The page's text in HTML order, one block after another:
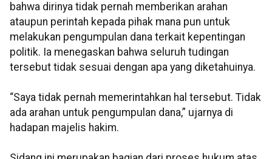
bahwa dirinya tidak pernah memberikan arahan
ataupun perintah kepada pihak mana pun untuk
melakukan pengumpulan dana terkait kepentingan
politik. Ia menegaskan bahwa seluruh tudingan
tersebut tidak sesuai dengan apa yang diketahuinya.
“Saya tidak pernah memerintahkan hal tersebut. Tidak
ada arahan untuk pengumpulan dana,” ujarnya di
hadapan majelis hakim.